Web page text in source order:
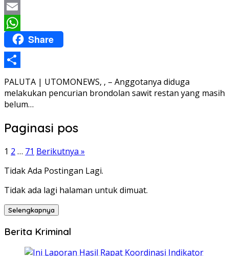
Twitter
Email
WhatsApp
Share
Share
PALUTA | UTOMONEWS, , – Anggotanya diduga
melakukan pencurian brondolan sawit restan yang masih
belum…
Paginasi pos
1 2 … 71 Berikutnya »
Tidak Ada Postingan Lagi.
Tidak ada lagi halaman untuk dimuat.
Selengkapnya
Berita Kriminal